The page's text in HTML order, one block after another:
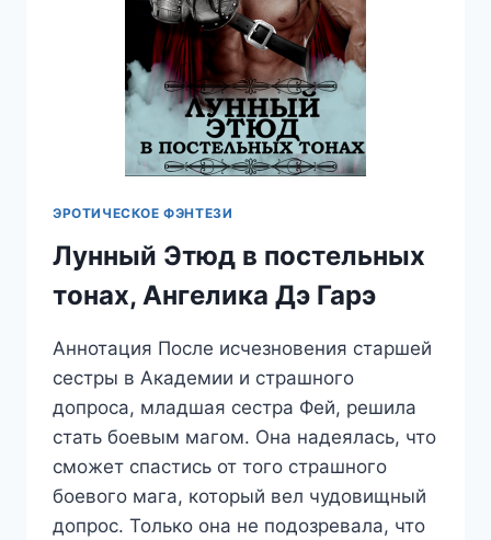
ЭРОТИЧЕСКОЕ ФЭНТЕЗИ
Лунный Этюд в постельных
тонах, Ангелика Дэ Гарэ
Аннотация После исчезновения старшей
сестры в Академии и страшного
допроса, младшая сестра Фей, решила
стать боевым магом. Она надеялась, что
сможет спастись от того страшного
боевого мага, который вел чудовищный
допрос. Только она не подозревала, что